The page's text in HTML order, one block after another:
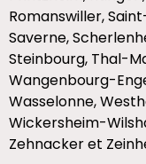
Romanswiller,
Saverne,
Steinbourg, Thal-
Wangenbourg-
Wasselonne,
Wickersheim-
Zehnacker et